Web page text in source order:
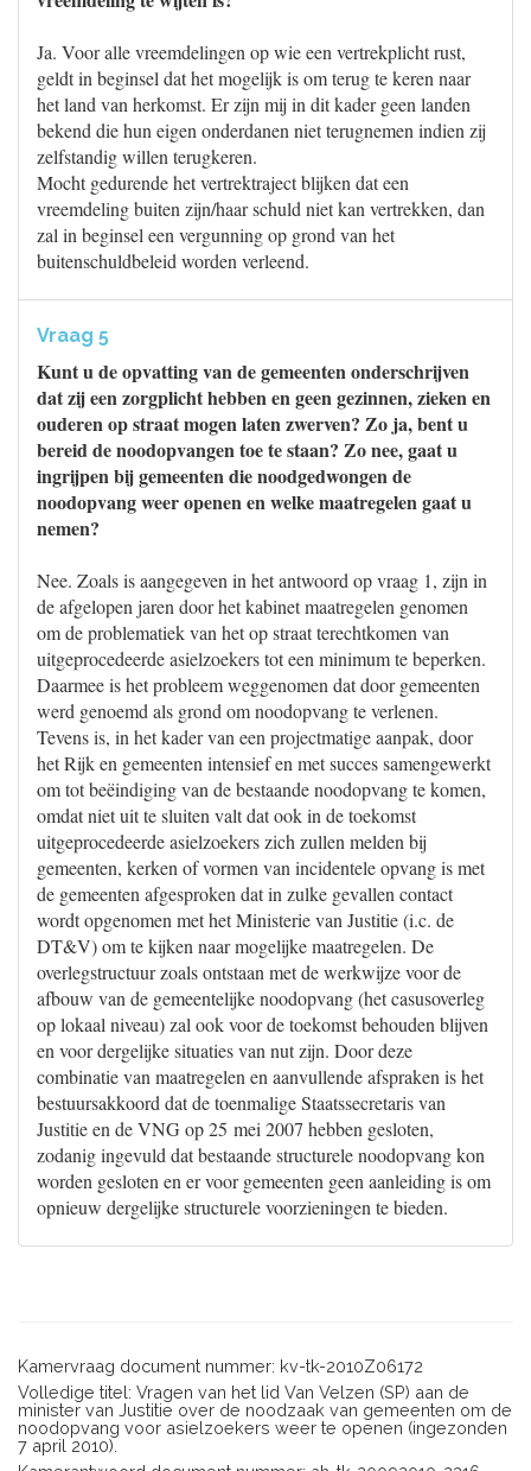
Ja. Voor alle vreemdelingen op wie een vertrekplicht rust,
geldt in beginsel dat het mogelijk is om terug te keren naar
het land van herkomst. Er zijn mij in dit kader geen landen
bekend die hun eigen onderdanen niet terugnemen indien zij
zelfstandig willen terugkeren.
Mocht gedurende het vertrektraject blijken dat een
vreemdeling buiten zijn/haar schuld niet kan vertrekken, dan
zal in beginsel een vergunning op grond van het
buitenschuldbeleid worden verleend.
Vraag 5
Kunt u de opvatting van de gemeenten onderschrijven
dat zij een zorgplicht hebben en geen gezinnen, zieken en
ouderen op straat mogen laten zwerven? Zo ja, bent u
bereid de noodopvangen toe te staan? Zo nee, gaat u
ingrijpen bij gemeenten die noodgedwongen de
noodopvang weer openen en welke maatregelen gaat u
nemen?
Nee. Zoals is aangegeven in het antwoord op vraag 1, zijn in
de afgelopen jaren door het kabinet maatregelen genomen
om de problematiek van het op straat terechtkomen van
uitgeprocedeerde asielzoekers tot een minimum te beperken.
Daarmee is het probleem weggenomen dat door gemeenten
werd genoemd als grond om noodopvang te verlenen.
Tevens is, in het kader van een projectmatige aanpak, door
het Rijk en gemeenten intensief en met succes samengewerkt
om tot beëindiging van de bestaande noodopvang te komen,
omdat niet uit te sluiten valt dat ook in de toekomst
uitgeprocedeerde asielzoekers zich zullen melden bij
gemeenten, kerken of vormen van incidentele opvang is met
de gemeenten afgesproken dat in zulke gevallen contact
wordt opgenomen met het Ministerie van Justitie (i.c. de
DT&V) om te kijken naar mogelijke maatregelen. De
overlegstructuur zoals ontstaan met de werkwijze voor de
afbouw van de gemeentelijke noodopvang (het casusoverleg
op lokaal niveau) zal ook voor de toekomst behouden blijven
en voor dergelijke situaties van nut zijn. Door deze
combinatie van maatregelen en aanvullende afspraken is het
bestuursakkoord dat de toenmalige Staatssecretaris van
Justitie en de VNG op 25 mei 2007 hebben gesloten,
zodanig ingevuld dat bestaande structurele noodopvang kon
worden gesloten en er voor gemeenten geen aanleiding is om
opnieuw dergelijke structurele voorzieningen te bieden.
Kamervraag document nummer: kv-tk-2010Z06172
Volledige titel: Vragen van het lid Van Velzen (SP) aan de
minister van Justitie over de noodzaak van gemeenten om de
noodopvang voor asielzoekers weer te openen (ingezonden
7 april 2010).